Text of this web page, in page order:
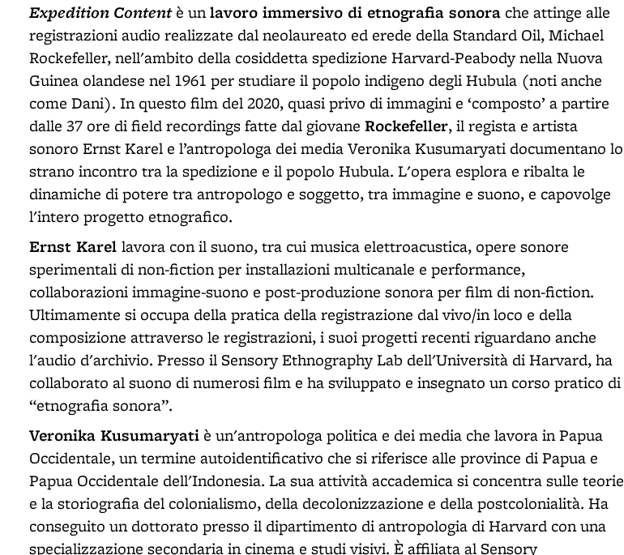
Expedition Contentè unlavoro immersivo di etnografia sonora che attinge alle
registrazioni audio realizzate dal neolaureato ed erede della Standard Oil, Michael
Rockefeller, nell'ambito della cosiddetta spedizione Harvard-Peabody nella Nuova
Guinea olandese nel 1961 per studiare il popolo indigeno degli Hubula (noti anche
come Dani). In questo film del 2020, quasi privo di immagini e ‘composto’ a partire
dalle 37 ore di field recordings fatte dal giovane Rockefeller, il regista e artista
sonoro Ernst Karel e l’antropologa dei media Veronika Kusumaryati documentano lo
strano incontro tra la spedizione e il popolo Hubula. L'opera esplora e ribalta le
dinamiche di potere tra antropologo e soggetto, tra immagine e suono, e capovolge
l'intero progetto etnografico.
Ernst Karel lavora con il suono, tra cui musica elettroacustica, opere sonore
sperimentali di non-fiction per installazioni multicanale e performance,
collaborazioni immagine-suono e post-produzione sonora per film di non-fiction.
Ultimamente si occupa della pratica della registrazione dal vivo/in loco e della
composizione attraverso le registrazioni, i suoi progetti recenti riguardano anche
l'audio d'archivio. Presso il Sensory Ethnography Lab dell'Università di Harvard, ha
collaborato al suono di numerosi film e ha sviluppato e insegnato un corso pratico di
“etnografia sonora”.
Veronika Kusumaryati è un'antropologa politica e dei media che lavora in Papua
Occidentale, un termine autoidentificativo che si riferisce alle province di Papua e
Papua Occidentale dell'Indonesia. La sua attività accademica si concentra sulle teorie
e la storiografia del colonialismo, della decolonizzazione e della postcolonialità. Ha
conseguito un dottorato presso il dipartimento di antropologia di Harvard con una
specializzazione secondaria in cinema e studi visivi. È affiliata al Sensory